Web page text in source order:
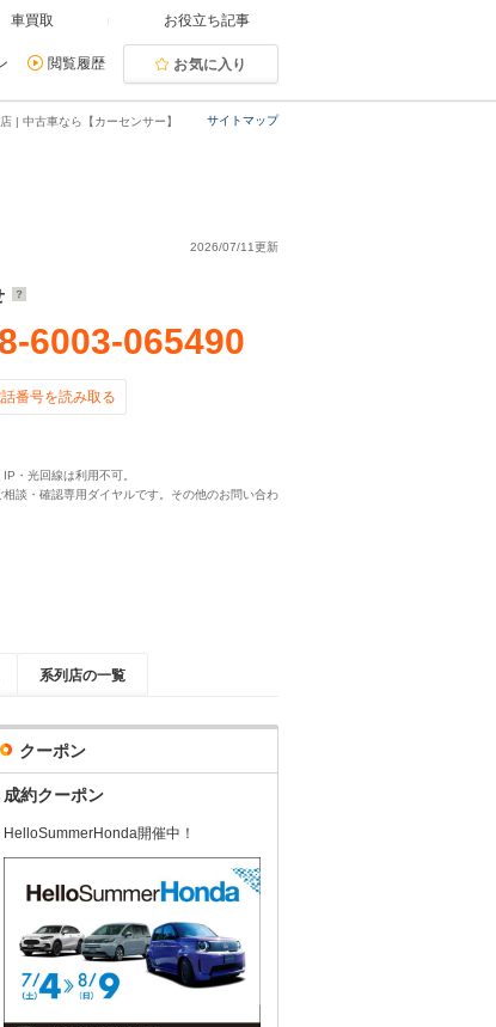
車買取 お役立ち記事
閲覧履歴 お気に入り
サイトマップ
| 中古車なら【カーセンサー】
2026/07/11更新
6003-065490
番号を読み取る
・光回線は利用不可。
談・確認専用ダイヤルです。その他のお問い合わ
系列店の一覧
クーポン
成約クーポン
HelloSummerHonda開催中！